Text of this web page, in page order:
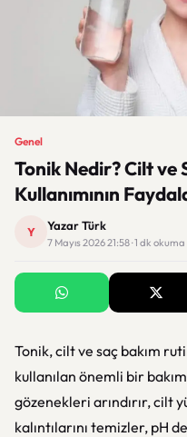
Genel
Tonik Nedir? Cilt ve
Kullanımının
Y Yazar Türk
7 Mayıs 2026 21:58 · 1 dk okuma
Tonik, cilt ve saç bakım
kullanılan önemli bir
gözenekleri arındırır, cilt
kalıntılarını temizler, pH